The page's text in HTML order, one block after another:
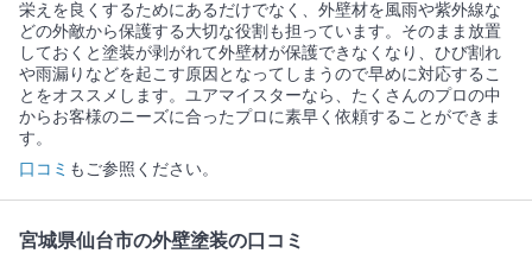
栄えを良くするためにあるだけでなく、外壁材を風雨や紫外線な
どの外敵から保護する大切な役割も担っています。そのまま放置
しておくと塗装が剥がれて外壁材が保護できなくなり、ひび割れ
や雨漏りなどを起こす原因となってしまうので早めに対応するこ
とをオススメします。ユアマイスターなら、たくさんのプロの中
からお客様のニーズに合ったプロに素早く依頼することができま
す。
口コミ もご参照ください。
宮城県仙台市の外壁塗装の口コミ